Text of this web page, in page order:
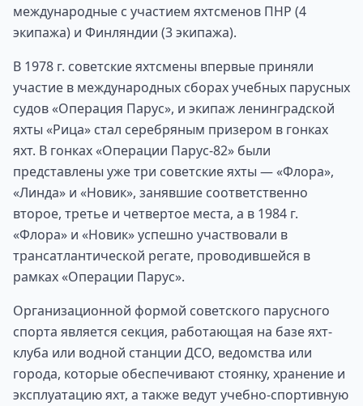
международные с участием яхтсменов ПНР (4
экипажа) и Финляндии (3 экипажа).
В 1978 г. советские яхтсмены впервые приняли
участие в международных сборах учебных парусных
судов «Операция Парус», и экипаж ленинградской
яхты «Рица» стал серебряным призером в гонках
яхт. В гонках «Операции Парус-82» были
представлены уже три советские яхты — «Флора»,
«Линда» и «Новик», занявшие соответственно
второе, третье и четвертое места, а в 1984 г.
«Флора» и «Новик» успешно участвовали в
трансатлантической регате, проводившейся в
рамках «Операции Парус».
Организационной формой советского парусного
спорта является секция, работающая на базе яхт-
клуба или водной станции ДСО, ведомства или
города, которые обеспечивают стоянку, хранение и
эксплуатацию яхт, а также ведут учебно-спортивную